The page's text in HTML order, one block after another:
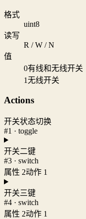
格式
uint8
读写
R / W / N
值
0有线和无线开关
1无线开关
Actions
开关状态切换
#1 · toggle
开关二键
#3 · switch
属性 2动作 1
开关三键
#4 · switch
属性 2动作 1